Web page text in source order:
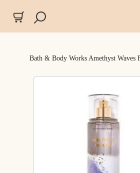
Bath & Body Works Amethyst Waves